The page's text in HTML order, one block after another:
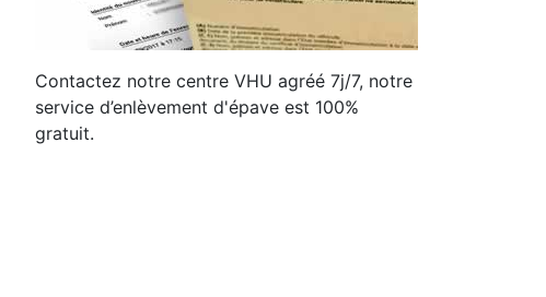
Contactez notre centre VHU agréé 7j/7, notre
service d’enlèvement d'épave est 100%
gratuit.